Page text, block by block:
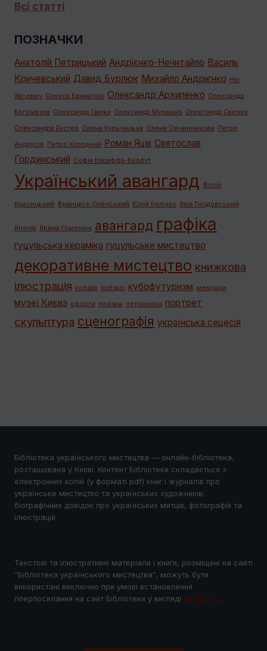
Всі статті
ПОЗНАЧКИ
Анатолій Петрицький Андрієнко-Нечитайло Василь
Кричевський Давид Бурлюк Михайло Андрієнко Ніл
Хасевич Олекса Бахматюк Олександр Архипенко Олександр
Богомазов Олександр Ганжа Олександр Мурашко Олександр Саєнко
Олександра Екстер Олена Кульчицька Олена Овчинникова Петро
Андрусів Петро Холодний Роман Яців Святослав
Гординський Софія Караффа-Корбут
Український авангард Фотій
Красицький Франциск Оленський Юрій Белічко Яків Гніздовський
Японія Ярина Гоменюк авангард графiка
гуцульська кераміка гуцульське мистецтво
декоративне мистецтво книжкова
ілюстрація кобзар кобзарі кубофутуризм мемуари
музеї Києва офорти пейзаж петриківка портрет
скульптура сценографія українська сецесія
Бібліотека українського мистецтва — онлайн-бібліотека,
розташована у Києві. Контент Бібліотеки складається з
електронних копій (у форматі pdf) книг і журналів про
українське мистецтво та українських художників;
біографічних довідок про українських митців, фотографій та
ілюстрацій.
Текстові та ілюстративні матеріали і книги, розміщені на сайті
“Бібліотека українського мистецтва”, можуть бути
використані виключно при умові встановлення
гіперпосилання на сайт Бібліотеки у виглядi uartlib.org.